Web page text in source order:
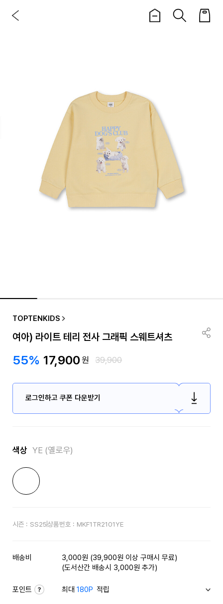
TOPTENKIDS
여아) 라이트 테리 전사 그래픽 스웨트셔츠
55% 17,900원 39,900
로그인하고 쿠폰 다운받기
색상 YE (옐로우)
시즌 : SS25상품번호 : MKF1TR2101YE
배송비
3,000원 (39,900원 이상 구매시 무료)
(도서산간 배송시 3,000원 추가)
포인트 최대180P 적립